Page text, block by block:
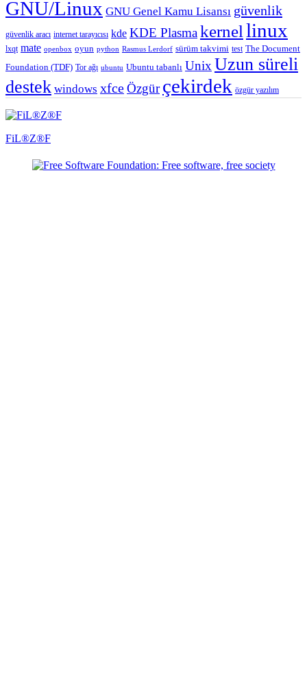
GNU/Linux GNU Genel Kamu Lisansı güvenlik
güvenlik aracı internet tarayıcısı kde KDE Plasmakernel linux
lxqt mate openbox oyun python Rasmus Lerdorf sürüm takvimi test The Document
Foundation (TDF) Tor ağı ubuntu Ubuntu tabanlı Unix Uzun süreli
destek windows xfceÖzgür çekirdek özgür yazılım
FiL®Z®F